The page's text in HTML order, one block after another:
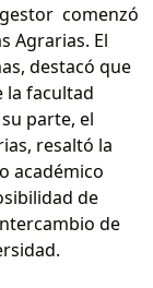
comenzó
Agrarias. El
destacó que
la facultad
parte, el
resaltó la
académico
de
de